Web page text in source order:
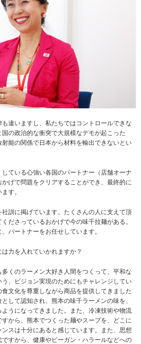
違いますし、私たちではコントロールできな
の政治的な衝突で大規模なデモが起こった
能の関係で日本から材料を輸出できないとい
ている心強い各国のパートナー（店舗オーナ
げで問題をクリアすることができ、最終的に
す。
訓に掲げています。たくさんの人に支えて頂
ださっているおかげで今の味千拉麺がある。
パートナーをお任せしています。
力を入れていかれますか？
くのラーメン大好き人間をつくって、平和な
、ビジョン実現のためにもチャレンジしてい
文化を尊重しながら商品を提供してきました
して認知され、熊本の味千ラーメンの味を、
うになってきました。また、冷凍技術や物流
から、熊本でつくった麺やスープを、どこに
スは十分にあると感じています。また、思想
すから、健康やビーガン・ハラールなどへの